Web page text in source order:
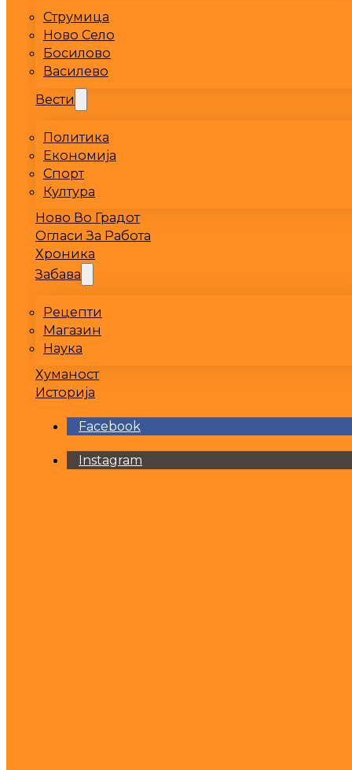
Струмица
Ново Село
Босилово
Василево
Вести
Политика
Економија
Спорт
Култура
Ново Во Градот
Огласи За Работа
Хроника
Забава
Рецепти
Магазин
Наука
Хуманост
Историја
Facebook
Instagram